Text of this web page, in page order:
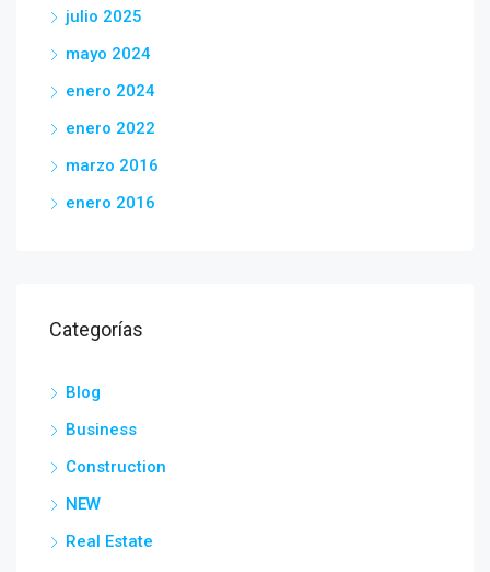
julio 2025
mayo 2024
enero 2024
enero 2022
marzo 2016
enero 2016
Categorías
Blog
Business
Construction
NEW
Real Estate